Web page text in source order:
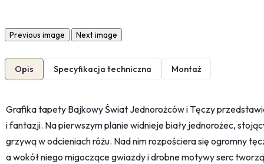
Previous image Next image
Opis Specyfikacja techniczna Montaż
Grafika tapety Bajkowy Świat Jednorożców i Tęczy
i fantazji. Na pierwszym planie widnieje biały jednorożec,
grzywą w odcieniach różu. Nad nim rozpościera się ogromny
a wokół niego migoczące gwiazdy i drobne motywy serc